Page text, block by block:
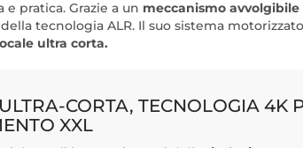
pratica. Grazie a un meccanismo
tecnologia ALR. Il suo sistema motorizzato
ultra corta.
CORTA, TECNOLOGIA 4K
XXL